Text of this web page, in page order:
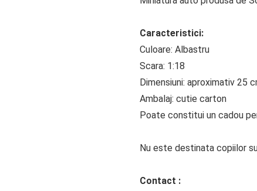
Caracteristici:
Culoare: Albastru
Scara: 1:18
Dimensiuni: aproximativ 25
Ambalaj: cutie carton
Poate constitui un cadou
Nu este destinata copiilor
Contact :